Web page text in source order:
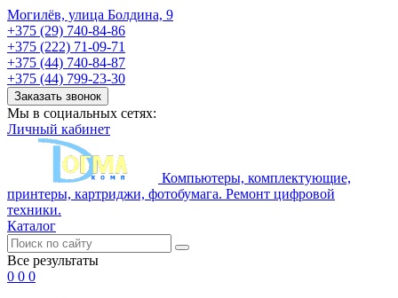
Могилёв, улица Болдина, 9
+375 (29) 740-84-86
+375 (222) 71-09-71
+375 (44) 740-84-87
+375 (44) 799-23-30
Заказать звонок
Мы в социальных сетях:
Личный кабинет
Компьютеры, комплектующие,
принтеры, картриджи, фотобумага. Ремонт цифровой
техники.
Каталог
Все результаты
0 0 0